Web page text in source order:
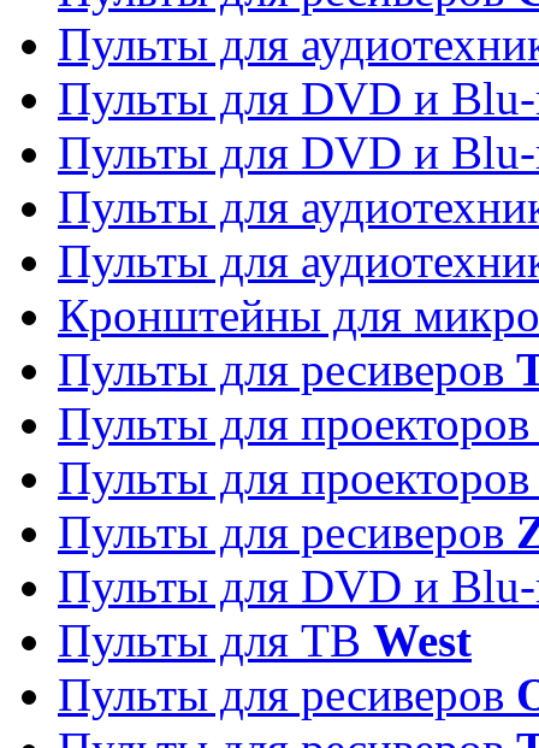
Пульты для
Пульты для DVD и
Пульты для DVD и
Пульты для
Пульты для
Кронштейны для
Пульты для ресиверов
Пульты для
Пульты для
Пульты для ресиверов
Пульты для DVD и
Пульты для ТВ West
Пульты для ресиверов